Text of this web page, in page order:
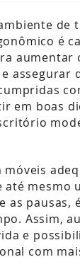
de
é
aumentar
assegurar
em boas
até mesmo
as pausas,
Assim,
e
com